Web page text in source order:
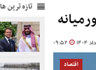
09:52
اقتصاد
تازه ترین ها